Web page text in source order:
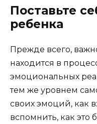
Поставьте
ребенка
Прежде всего,
находится в
эмоциональных
тем же уровнем
своих эмоций, как
вспомнить, как это